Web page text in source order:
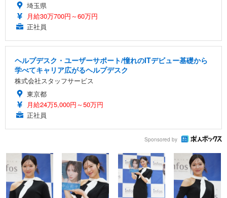
埼玉県
月給30万700円～60万円
正社員
ヘルプデスク・ユーザーサポート/憧れのITデビュー基礎から
学べてキャリア広がるヘルプデスク
株式会社スタッフサービス
東京都
月給24万5,000円～50万円
正社員
Sponsored by